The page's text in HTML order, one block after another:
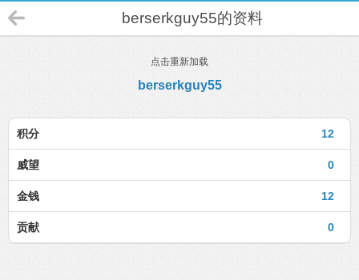
berserkguy55的资料
点击重新加载
berserkguy55
12
积分
0
威望
12
金钱
0
贡献